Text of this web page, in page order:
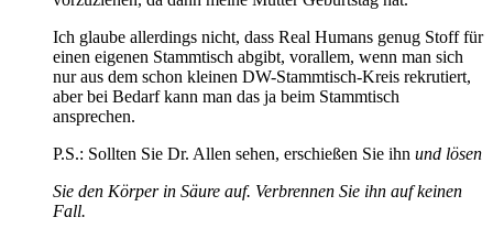
Ich glaube allerdings nicht, dass Real Humans genug Stoff für
einen eigenen Stammtisch abgibt, vorallem, wenn man sich
nur aus dem schon kleinen DW-Stammtisch-Kreis rekrutiert,
aber bei Bedarf kann man das ja beim Stammtisch
ansprechen.
P.S.: Sollten Sie Dr. Allen sehen, erschießen Sie ihn und lösen
Sie den Körper in Säure auf. Verbrennen Sie ihn auf keinen
Fall.